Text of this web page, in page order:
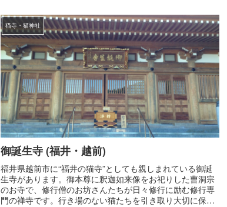
猫寺・猫神社
御誕生寺 (福井・越前)
福井県越前市に“福井の猫寺”としても親しまれている御誕
生寺があります。御本尊に釈迦如来像をお祀りした曹洞宗
のお寺で、修行僧のお坊さんたちが日々修行に励む修行専
門の禅寺です。行き場のない猫たちを引き取り大切に保護